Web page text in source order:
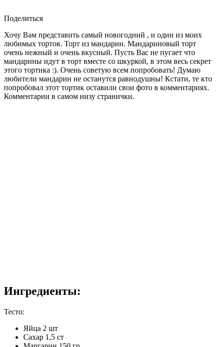
Поделиться
Хочу Вам представить самый новогодний , и один из моих
любимых тортов. Торт из мандарин. Мандариновый торт
очень нежный и очень вкусный. Пусть Вас не пугает что
мандарины идут в торт вместе со шкуркой, в этом весь секрет
этого тортика :). Очень советую всем попробовать! Думаю
любители мандарин не останутся равнодушны! Кстати, те кто
попробовал этот тортик оставили свои фото в комментариях.
Комментарии в самом низу странички.
Ингредиенты:
Тесто:
Яйца 2 шт
Сахар 1,5 ст